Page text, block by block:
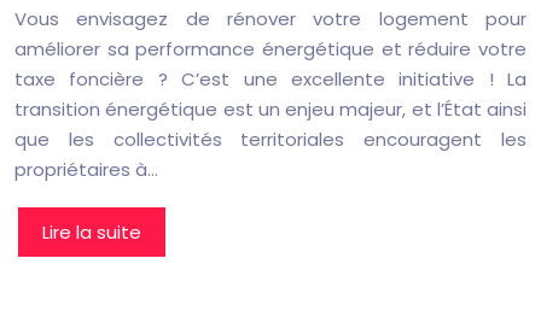
Vous envisagez de rénover votre logement pour
améliorer sa performance énergétique et réduire votre
taxe foncière ? C’est une excellente initiative ! La
transition énergétique est un enjeu majeur, et l’État ainsi
que les collectivités territoriales encouragent les
propriétaires à…
Lire la suite